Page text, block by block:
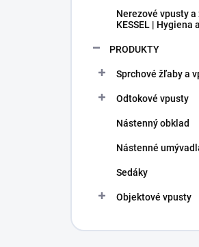
Nerezové vpusty
KESSEL | Hygiena
PRODUKTY
Sprchové žľaby a
Odtokové vpusty
Nástenný obklad
Nástenné
Sedáky
Objektové vpusty